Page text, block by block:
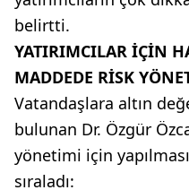
belirtti.
YATIRIMCILAR İÇİN
MADDEDE RİSK
Vatandaşlara altın
bulunan Dr. Özgür
yönetimi için
sıraladı: